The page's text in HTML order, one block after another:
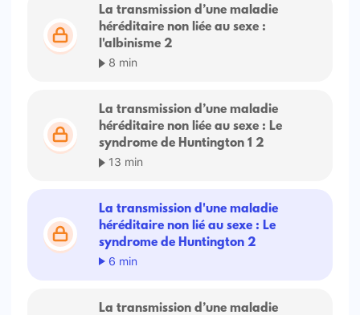
La transmission d’une maladie
héréditaire non liée au sexe :
l'albinisme 2
8 min
La transmission d’une maladie
héréditaire non liée au sexe : Le
syndrome de Huntington 1 2
13 min
La transmission d'une maladie
héréditaire non lié au sexe : Le
syndrome de Huntington 2
6 min
La transmission d’une maladie